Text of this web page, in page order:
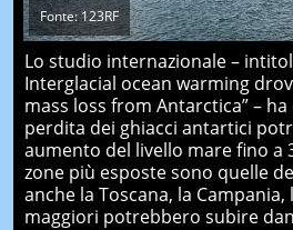
Fonte: 123RF
Lo studio internazionale –
Interglacial ocean warming
mass loss from Antarctica” –
perdita dei ghiacci antartici
aumento del livello mare fino a
zone più esposte sono quelle
anche la Toscana, la Campania,
maggiori potrebbero subire